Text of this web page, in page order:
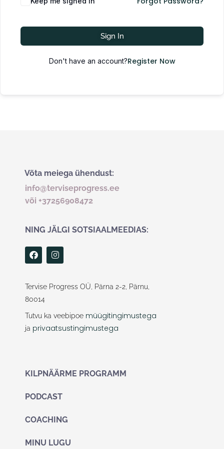
Sign In
Don't have an account?Register Now
Võta meiega ühendust:
info@terviseprogress.ee
või +37256908472
NING JÄLGI SOTSIAALMEEDIAS:
F
a
c
b
o
o
I
n
s
a
g
m
Tervise Progress OÜ, Pärna 2-2, Pärnu,
80014
Tutvu ka veebipoe müügitingimustega
ja privaatsustingimustega
KILPNÄÄRME PROGRAMM
PODCAST
COACHING
MINU LUGU